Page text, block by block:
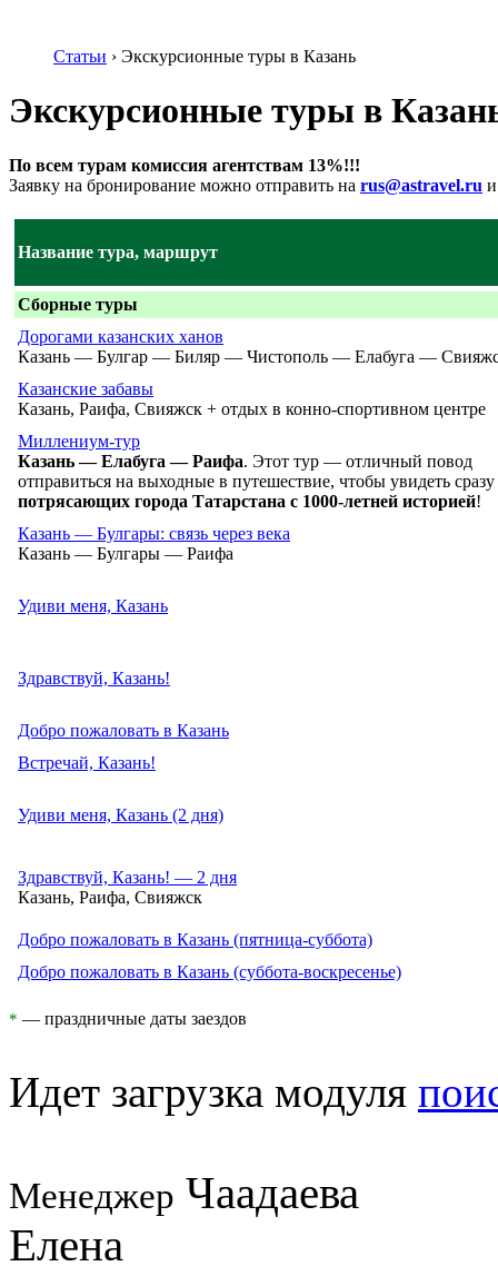
Статьи › Экскурсионные туры в Казань
Экскурсионные туры в
По всем турам комиссия агентствам 13%!!!
Заявку на бронирование можно отправить на rus@astravel.ru
Название тура, маршрут
Сборные туры
Дорогами казанских ханов
Казань — Булгар — Биляр — Чистополь — Елабуга —
Казанские забавы
Казань, Раифа, Свияжск + отдых в конно-спортивном центре
Миллениум-тур
Казань — Елабуга — Раифа. Этот тур — отличный повод
отправиться на выходные в путешествие, чтобы увидеть сразу
потрясающих города Татарстана с 1000-летней историей!
Казань — Булгары: связь через века
Казань — Булгары — Раифа
Удиви меня, Казань
Здравствуй, Казань!
Добро пожаловать в Казань
Встречай, Казань!
Удиви меня, Казань (2 дня)
Здравствуй, Казань! — 2 дня
Казань, Раифа, Свияжск
Добро пожаловать в Казань (пятница-суббота)
Добро пожаловать в Казань (суббота-воскресенье)
* — праздничные даты заездов
Идет загрузка модуля
Менеджер Чаадаева
Елена